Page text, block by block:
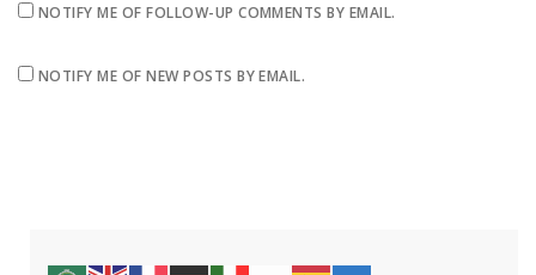
NOTIFY ME OF FOLLOW-UP COMMENTS BY EMAIL.
NOTIFY ME OF NEW POSTS BY EMAIL.